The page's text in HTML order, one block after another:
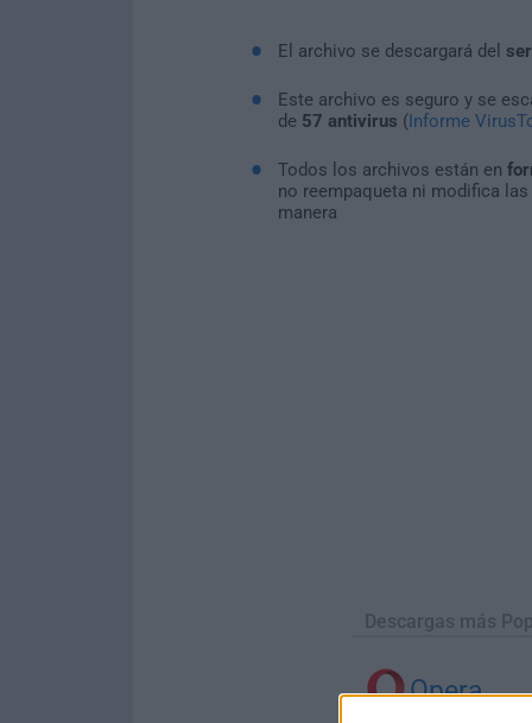
El archivo se descargará del
Este archivo es seguro y se
de 57 antivirus (Informe
Todos los archivos están en
no reempaqueta ni modifica
manera
Descargas más
Opera